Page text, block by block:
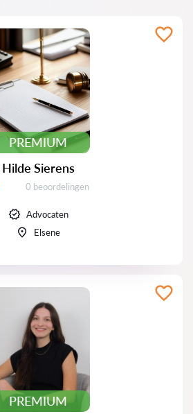
PREMIUM
Hilde Sierens
Beoordelingen:
0 beoordelingen
Advocaten
Elsene
PREMIUM